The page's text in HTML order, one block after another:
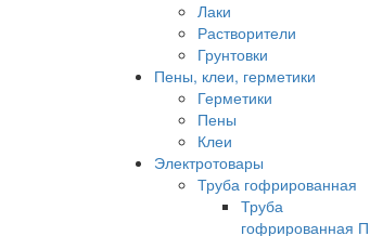
Лаки
Растворители
Грунтовки
Пены, клеи, герметики
Герметики
Пены
Клеи
Электротовары
Труба гофрированная
Труба
гофрированная